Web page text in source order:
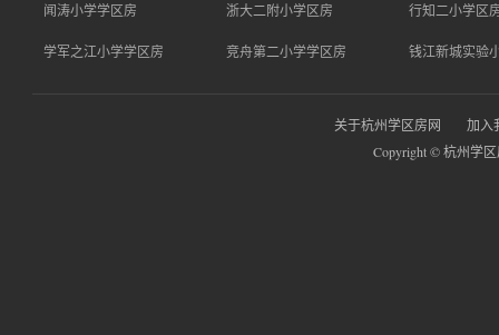
闻涛小学学区房 浙大二附小学区房 行知二小学区
学军之江小学学区房 竞舟第二小学学区房 钱江新城实验
关于杭州学区房网
加入
Copyright © 杭州学